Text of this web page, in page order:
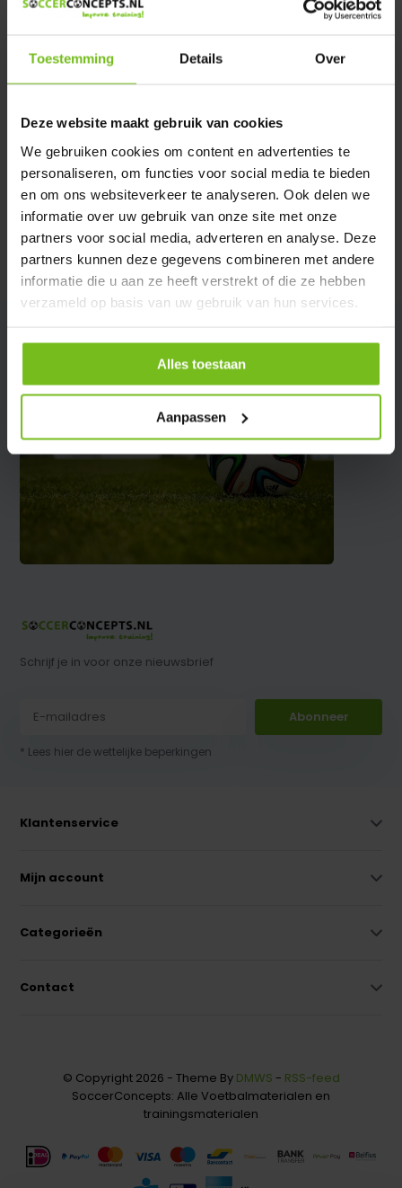
Toestemming Details Over
Deze website maakt gebruik van cookies
We gebruiken cookies om content en advertenties te
personaliseren, om functies voor social media te bieden
en om ons websiteverkeer te analyseren. Ook delen we
informatie over uw gebruik van onze site met onze
partners voor social media, adverteren en analyse. Deze
partners kunnen deze gegevens combineren met andere
informatie die u aan ze heeft verstrekt of die ze hebben
verzameld op basis van uw gebruik van hun services.
Alles toestaan
Aanpassen
We helpen u graag met meer informatie
Specificaties
Reviews
Delen
Schrijf je in voor onze nieuwsbrief
Abonneer
* Lees hier de wettelijke beperkingen
Klantenservice
Mijn account
Categorieën
Contact
© Copyright 2026 - Theme By DMWS - RSS-feed
SoccerConcepts: Alle Voetbalmaterialen en
trainingsmaterialen